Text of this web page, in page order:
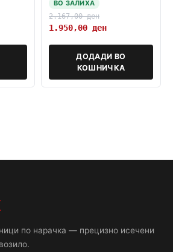
ВО ЗАЛИХА
2.167,00ден
1.950,00 ден
ДОДАДИ ВО
КОШНИЧКА
по нарачка — прецизно исечени